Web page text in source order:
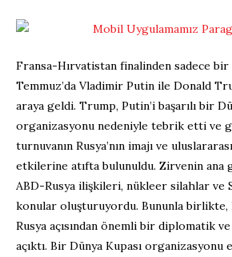
Fransa-Hırvatistan finalinden sadece bir
Temmuz’da Vladimir Putin ile Donald
araya geldi. Trump, Putin’i başarılı bir
organizasyonu nedeniyle tebrik etti ve
turnuvanın Rusya’nın imajı ve
etkilerine atıfta bulunuldu. Zirvenin ana
ABD-Rusya ilişkileri, nükleer silahlar
konular oluşturuyordu. Bununla birlikte,
Rusya açısından önemli bir diplomatik
açıktı. Bir Dünya Kupası organizasyonu